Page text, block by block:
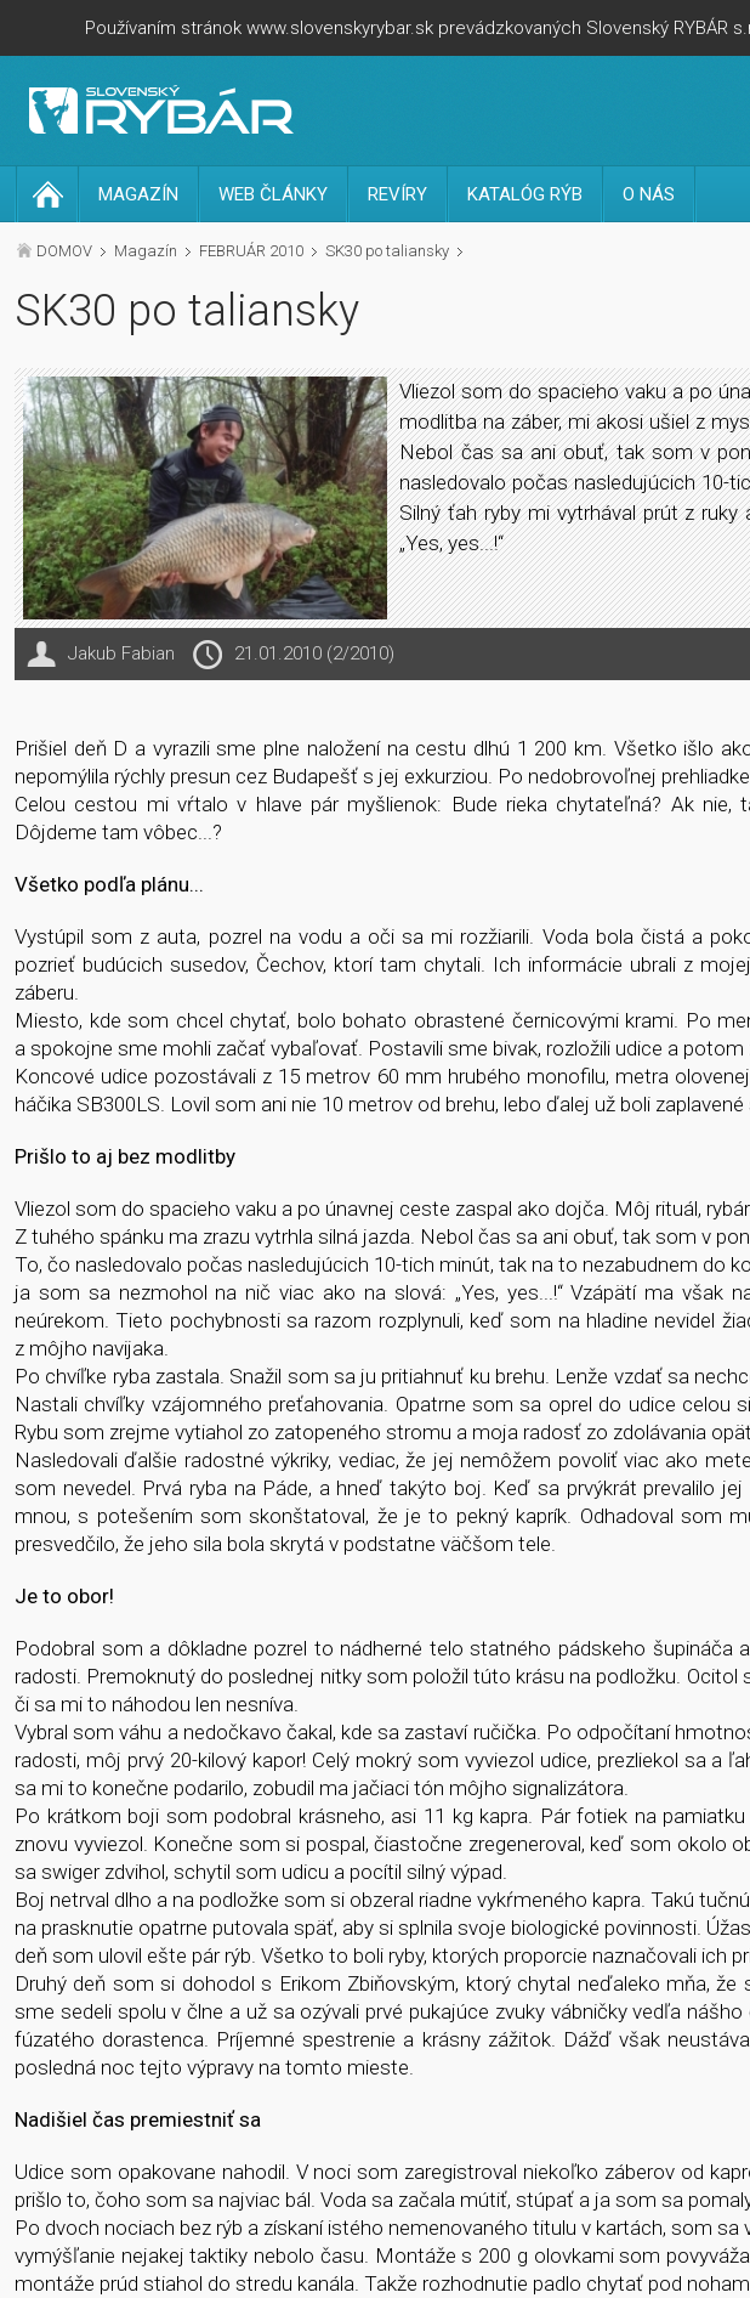
Používaním stránok www.slovenskyrybar.sk prevádzkovaných Slovenský
MAGAZÍN WEB ČLÁNKY REVÍRY KATALÓG RÝB O NÁS
DOMOV Magazín FEBRUÁR 2010 SK30 po taliansky
SK30 po taliansky
Vliezol som do spacieho vaku a po
modlitba na záber, mi akosi ušiel z
Nebol čas sa ani obuť, tak som v
nasledovalo počas nasledujúcich 10-
Silný ťah ryby mi vytrhával prút z
„Yes, yes...!“
Jakub Fabian 21.01.2010 (2/2010)
Prišiel deň D a vyrazili sme plne naložení na cestu dlhú 1 200 km. Všetko išlo
nepomýlila rýchly presun cez Budapešť s jej exkurziou. Po nedobrovoľnej
Celou cestou mi vŕtalo v hlave pár myšlienok: Bude rieka chytateľná? Ak nie,
Dôjdeme tam vôbec...?
Všetko podľa plánu...
Vystúpil som z auta, pozrel na vodu a oči sa mi rozžiarili. Voda bola čistá a
pozrieť budúcich susedov, Čechov, ktorí tam chytali. Ich informácie ubrali z
záberu.
Miesto, kde som chcel chytať, bolo bohato obrastené černicovými krami. Po
a spokojne sme mohli začať vybaľovať. Postavili sme bivak, rozložili udice a
Koncové udice pozostávali z 15 metrov 60 mm hrubého monofilu, metra
háčika SB300LS. Lovil som ani nie 10 metrov od brehu, lebo ďalej už boli
Prišlo to aj bez modlitby
Vliezol som do spacieho vaku a po únavnej ceste zaspal ako dojča. Môj rituál,
Z tuhého spánku ma zrazu vytrhla silná jazda. Nebol čas sa ani obuť, tak som v
To, čo nasledovalo počas nasledujúcich 10-tich minút, tak na to nezabudnem do
ja som sa nezmohol na nič viac ako na slová: „Yes, yes...!“ Vzápätí ma však
neúrekom. Tieto pochybnosti sa razom rozplynuli, keď som na hladine nevidel
z môjho navijaka.
Po chvíľke ryba zastala. Snažil som sa ju pritiahnuť ku brehu. Lenže vzdať sa
Nastali chvíľky vzájomného preťahovania. Opatrne som sa oprel do udice celou
Rybu som zrejme vytiahol zo zatopeného stromu a moja radosť zo zdolávania
Nasledovali ďalšie radostné výkriky, vediac, že jej nemôžem povoliť viac ako
som nevedel. Prvá ryba na Páde, a hneď takýto boj. Keď sa prvýkrát prevalilo
mnou, s potešením som skonštatoval, že je to pekný kaprík. Odhadoval som
presvedčilo, že jeho sila bola skrytá v podstatne väčšom tele.
Je to obor!
Podobral som a dôkladne pozrel to nádherné telo statného pádskeho šupináča
radosti. Premoknutý do poslednej nitky som položil túto krásu na podložku.
či sa mi to náhodou len nesníva.
Vybral som váhu a nedočkavo čakal, kde sa zastaví ručička. Po odpočítaní
radosti, môj prvý 20-kilový kapor! Celý mokrý som vyviezol udice, prezliekol sa a
sa mi to konečne podarilo, zobudil ma jačiaci tón môjho signalizátora.
Po krátkom boji som podobral krásneho, asi 11 kg kapra. Pár fotiek na
znovu vyviezol. Konečne som si pospal, čiastočne zregeneroval, keď som okolo
sa swiger zdvihol, schytil som udicu a pocítil silný výpad.
Boj netrval dlho a na podložke som si obzeral riadne vykŕmeného kapra. Takú
na prasknutie opatrne putovala späť, aby si splnila svoje biologické povinnosti.
deň som ulovil ešte pár rýb. Všetko to boli ryby, ktorých proporcie naznačovali ich
Druhý deň som si dohodol s Erikom Zbiňovským, ktorý chytal neďaleko mňa,
sme sedeli spolu v člne a už sa ozývali prvé pukajúce zvuky vábničky vedľa
fúzatého dorastenca. Príjemné spestrenie a krásny zážitok. Dážď však
posledná noc tejto výpravy na tomto mieste.
Nadišiel čas premiestniť sa
Udice som opakovane nahodil. V noci som zaregistroval niekoľko záberov od
prišlo to, čoho som sa najviac bál. Voda sa začala mútiť, stúpať a ja som sa
Po dvoch nociach bez rýb a získaní istého nemenovaného titulu v kartách, som
vymýšľanie nejakej taktiky nebolo času. Montáže s 200 g olovkami som
montáže prúd stiahol do stredu kanála. Takže rozhodnutie padlo chytať pod